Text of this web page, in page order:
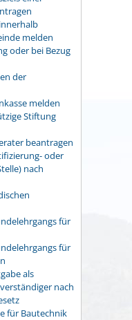
melden
oder bei Bezug
der
melden
Stiftung
beantragen
oder
nach
für
für
als
nach
für Bautechnik